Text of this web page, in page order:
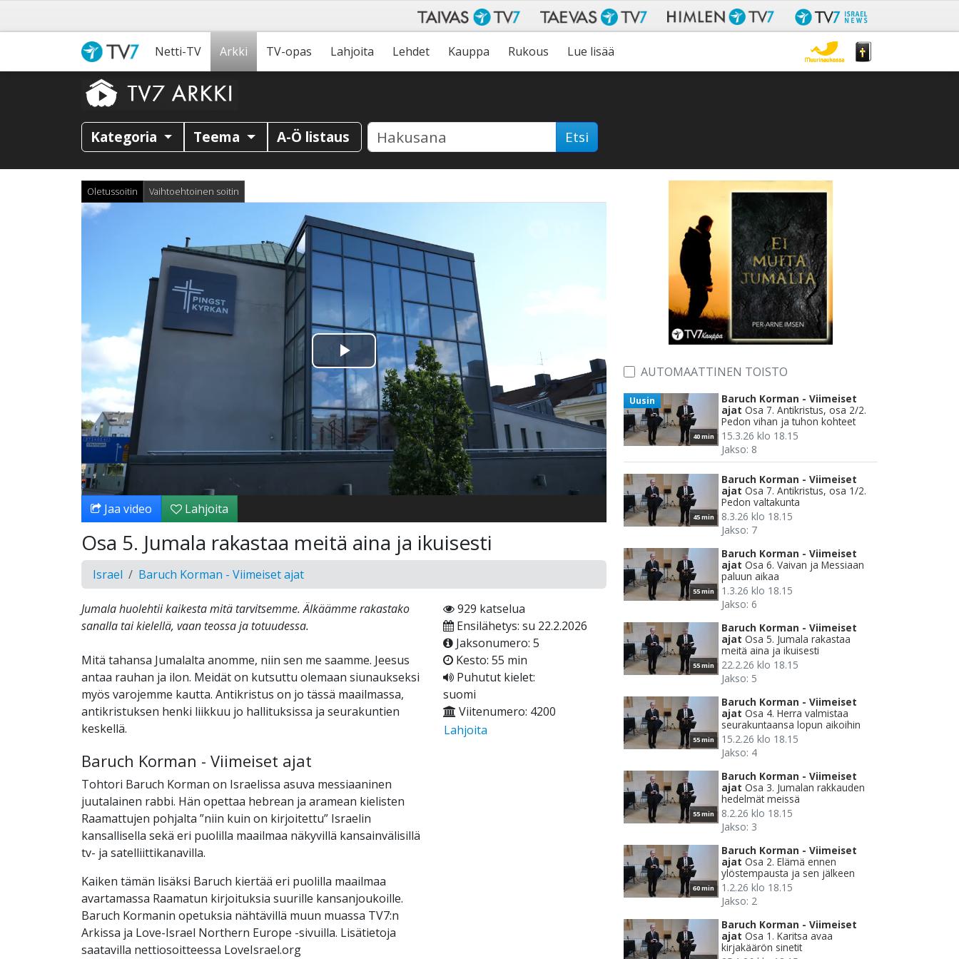
Netti-TV Arkki TV-opas Lahjoita Lehdet Kauppa Rukous Lue lisää
Kategoria Teema A-Ö listaus Etsi
Oletussoitin Vaihtoehtoinen soitin
Toista
Video
Jaa video Lahjoita
Osa 5. Jumala rakastaa meitä aina ja ikuisesti
Israel Baruch Korman - Viimeiset ajat
Jumala huolehtii kaikesta mitä tarvitsemme. Älkäämme rakastako
sanalla tai kielellä, vaan teossa ja totuudessa.
Mitä tahansa Jumalalta anomme, niin sen me saamme. Jeesus
antaa rauhan ja ilon. Meidät on kutsuttu olemaan siunaukseksi
myös varojemme kautta. Antikristus on jo tässä maailmassa,
antikristuksen henki liikkuu jo hallituksissa ja seurakuntien
keskellä.
Baruch Korman - Viimeiset ajat
Tohtori Baruch Korman on Israelissa asuva messiaaninen
juutalainen rabbi. Hän opettaa hebrean ja aramean kielisten
Raamattujen pohjalta ”niin kuin on kirjoitettu” Israelin
kansallisella sekä eri puolilla maailmaa näkyvillä kansainvälisillä
tv- ja satelliittikanavilla.
Kaiken tämän lisäksi Baruch kiertää eri puolilla maailmaa
avartamassa Raamatun kirjoituksia suurille kansanjoukoille.
Baruch Kormanin opetuksia nähtävillä muun muassa TV7:n
Arkissa ja Love-Israel Northern Europe -sivuilla. Lisätietoja
saatavilla nettiosoitteessa LoveIsrael.org
929 katselua
Ensilähetys: su 22.2.2026
Jaksonumero: 5
Kesto: 55 min
Puhutut kielet:
suomi
Viitenumero: 4200
Lahjoita
AUTOMAATTINEN TOISTO
40 min
Uusin
Baruch Korman - Viimeiset
ajat Osa 7. Antikristus, osa 2/2.
Pedon vihan ja tuhon kohteet
15.3.26 klo 18.15
Jakso: 8
45 min
Baruch Korman - Viimeiset
ajat Osa 7. Antikristus, osa 1/2.
Pedon valtakunta
8.3.26 klo 18.15
Jakso: 7
55 min
Baruch Korman - Viimeiset
ajat Osa 6. Vaivan ja Messiaan
paluun aikaa
1.3.26 klo 18.15
Jakso: 6
55 min
Baruch Korman - Viimeiset
ajat Osa 5. Jumala rakastaa
meitä aina ja ikuisesti
22.2.26 klo 18.15
Jakso: 5
55 min
Baruch Korman - Viimeiset
ajat Osa 4. Herra valmistaa
seurakuntaansa lopun aikoihin
15.2.26 klo 18.15
Jakso: 4
55 min
Baruch Korman - Viimeiset
ajat Osa 3. Jumalan rakkauden
hedelmät meissä
8.2.26 klo 18.15
Jakso: 3
60 min
Baruch Korman - Viimeiset
ajat Osa 2. Elämä ennen
ylöstempausta ja sen jälkeen
1.2.26 klo 18.15
Jakso: 2
Baruch Korman - Viimeiset
ajat Osa 1. Karitsa avaa
kirjakäärön sinetit